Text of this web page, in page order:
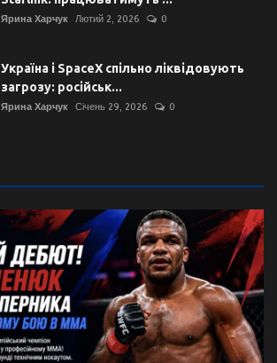
Ярина Харчук Лютий 2, 2026 0
Україна і SpaceX спільно ліквідовують
загрозу: російськ...
Ярина Харчук Січень 29, 2026 0